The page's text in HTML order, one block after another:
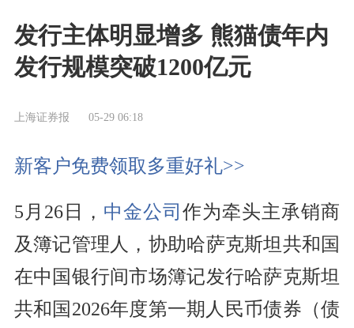
发行主体明显增多 熊猫债年内
发行规模突破1200亿元
上海证券报 05-29 06:18
新客户免费领取多重好礼>>
5月26日， 中金公司作为牵头主承销商
及簿记管理人，协助哈萨克斯坦共和国
在中国银行间市场簿记发行哈萨克斯坦
共和国2026年度第一期人民币债券（债